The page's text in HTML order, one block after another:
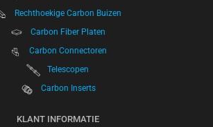
Rechthoekige Carbon Buizen
Carbon Fiber Platen
Carbon Connectoren
Telescopen
Carbon Inserts
KLANT INFORMATIE